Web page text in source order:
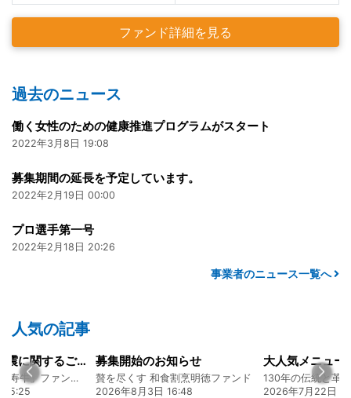
ファンド詳細を見る
過去のニュース
働く女性のための健康推進プログラムがスタート
2022年3月8日 19:08
募集期間の延長を予定しています。
2022年2月19日 00:00
プロ選手第一号
2022年2月18日 20:26
事業者のニュース一覧へ
人気の記事
令和8年熊本地震に関するご報告
熊本 あか牛「延寿牛」ファンド2026
15:25
募集開始のお知らせ
贅を尽くす 和食割烹明徳ファンド
2026年8月3日 16:48
2026年7月22日